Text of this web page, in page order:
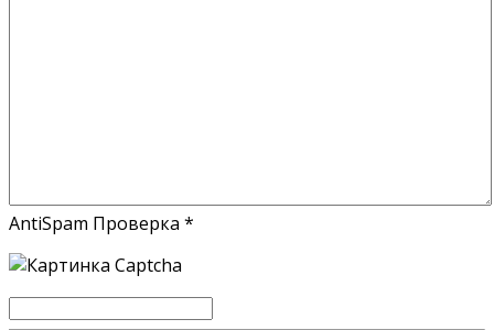
AntiSpam Проверка *